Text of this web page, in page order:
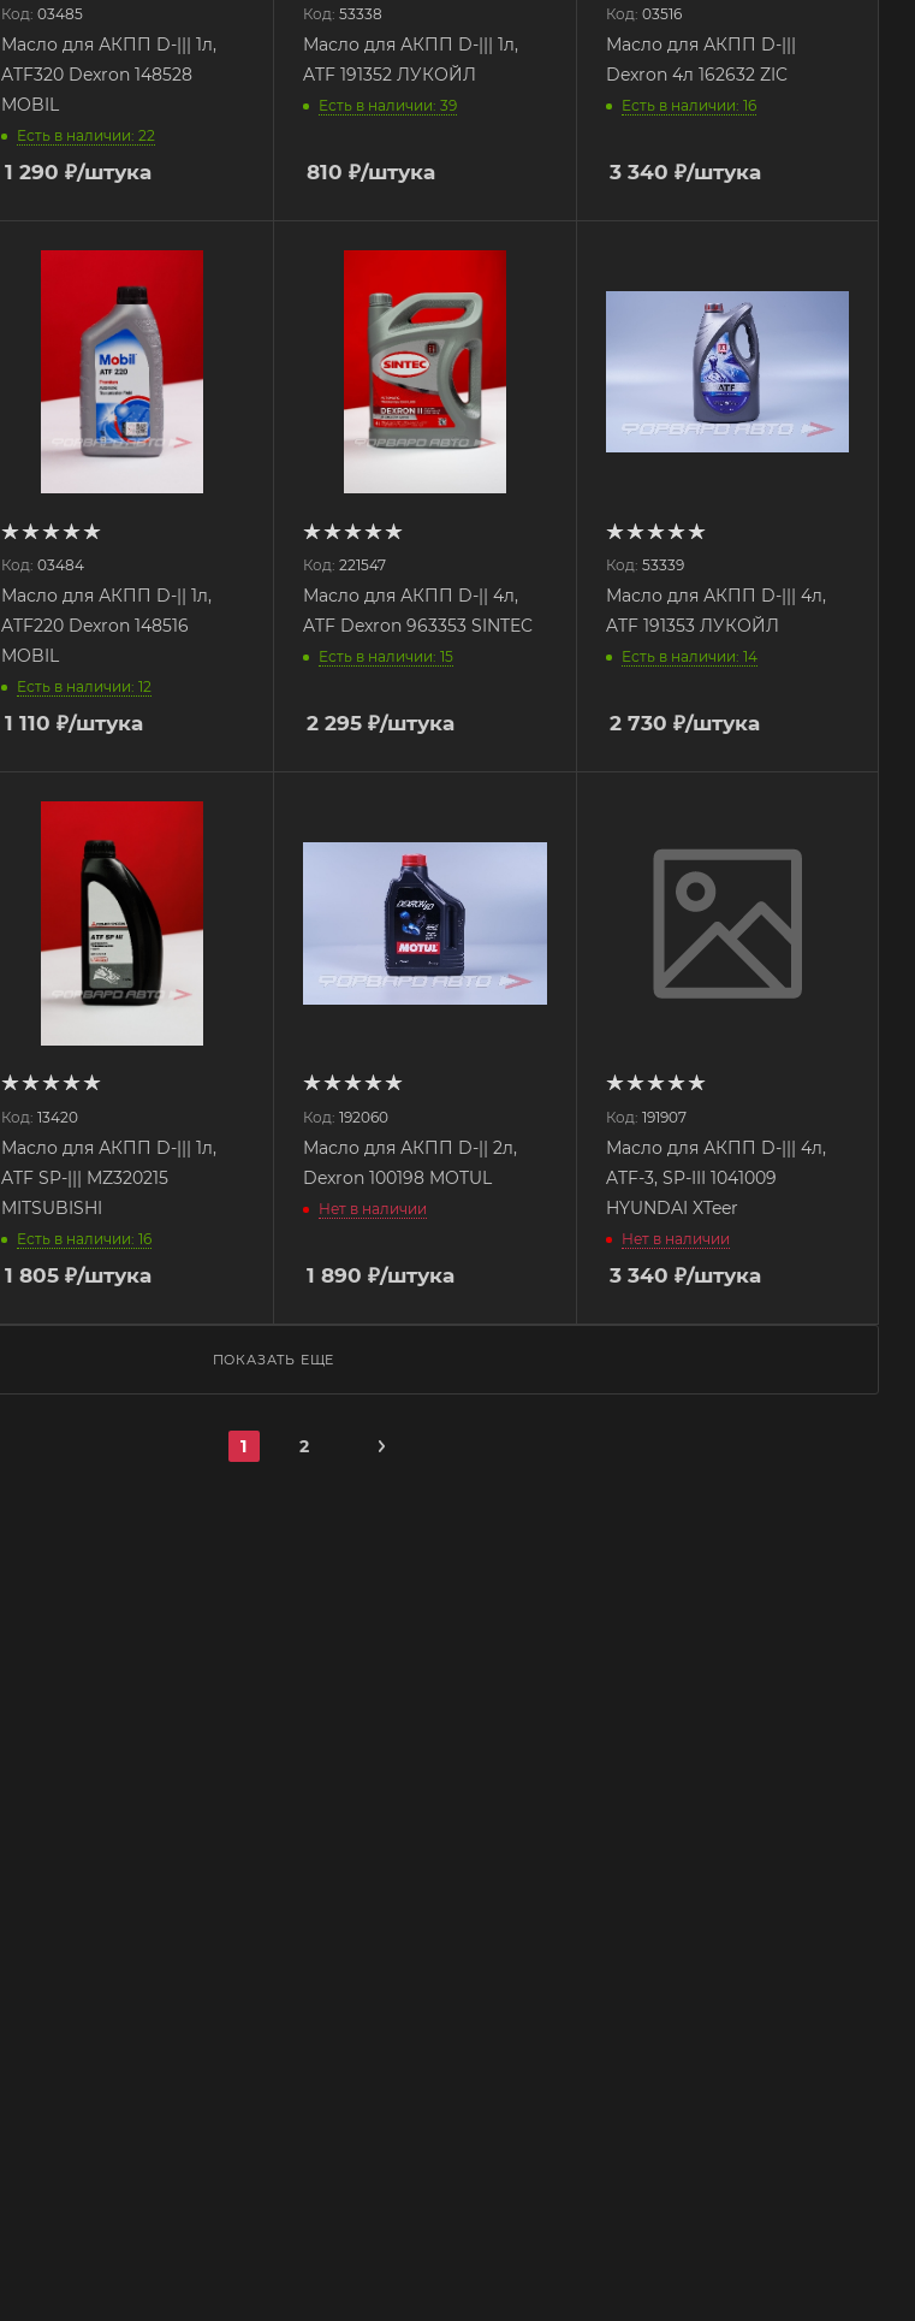
Код: 03485
Масло для АКПП D-||| 1л,
ATF320 Dexron 148528
MOBIL
Есть в наличии: 22
1 290 ₽/штука
Код: 53338
Масло для АКПП D-||| 1л,
ATF 191352 ЛУКОЙЛ
Есть в наличии: 39
810 ₽/штука
Код: 03516
Масло для АКПП D-|||
Dexron 4л 162632 ZIC
Есть в наличии: 16
3 340 ₽/штука
Код: 03484
Масло для АКПП D-|| 1л,
ATF220 Dexron 148516
MOBIL
Есть в наличии: 12
1 110 ₽/штука
Код: 221547
Масло для АКПП D-|| 4л,
ATF Dexron 963353 SINTEC
Есть в наличии: 15
2 295 ₽/штука
Код: 53339
Масло для АКПП D-||| 4л,
ATF 191353 ЛУКОЙЛ
Есть в наличии: 14
2 730 ₽/штука
Код: 13420
Масло для АКПП D-||| 1л,
ATF SP-||| MZ320215
MITSUBISHI
Есть в наличии: 16
1 805₽/штука
Код: 192060
Масло для АКПП D-|| 2л,
Dexron 100198 MOTUL
Нет в наличии
1 890 ₽/штука
Код: 191907
Масло для АКПП D-||| 4л,
ATF-3, SP-III 1041009
HYUNDAI XTeer
Нет в наличии
3 340 ₽/штука
ПОКАЗАТЬ ЕЩЕ
1 2